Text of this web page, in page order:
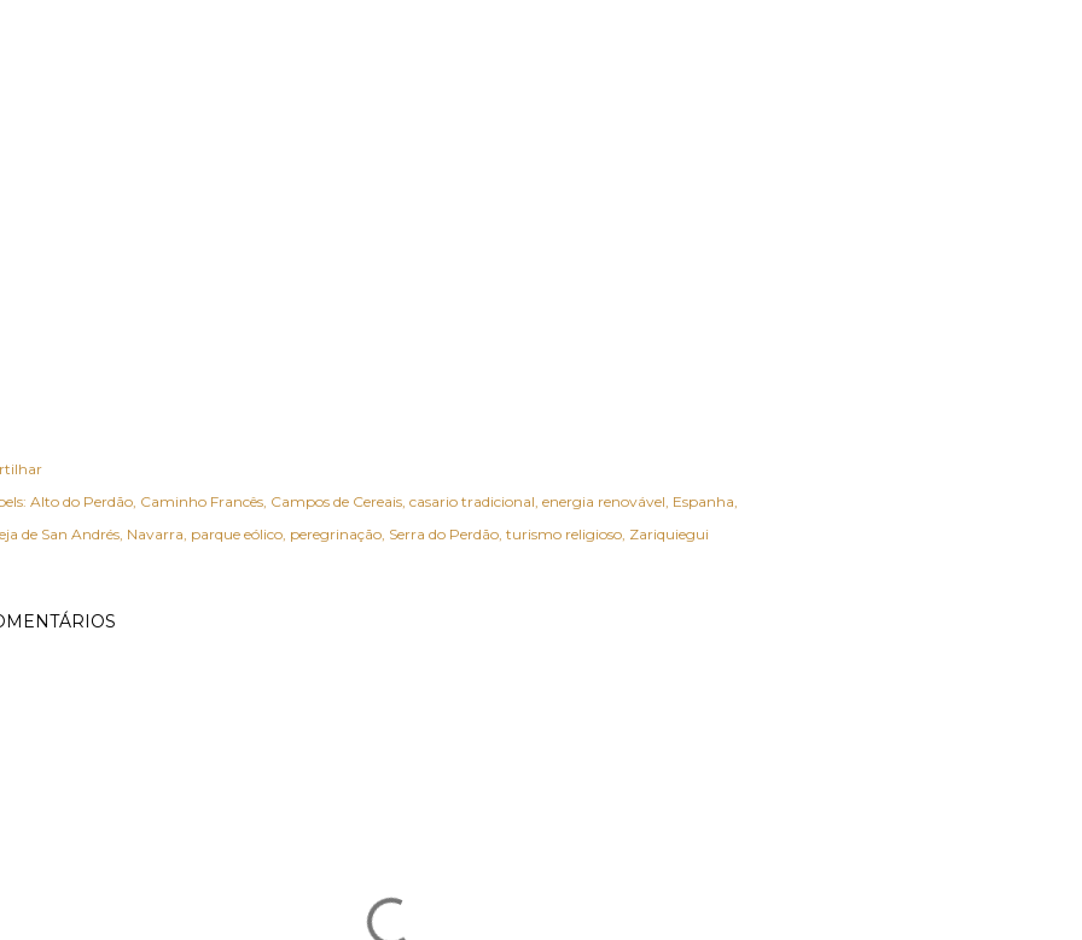
Alto do Perdão Caminho Francês Campos de Cereais casario tradicional energia renovável Espanha
de San Andrés Navarra parque eólico peregrinação Serra do Perdão turismo religioso Zariquiegui